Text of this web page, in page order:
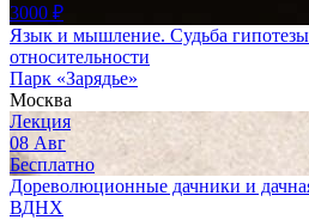
3000 ₽
Язык и мышление. Судьба гипотезы
относительности
Парк «Зарядье»
Москва
Лекция
08 Авг
Бесплатно
Дореволюционные дачники и
ВДНХ